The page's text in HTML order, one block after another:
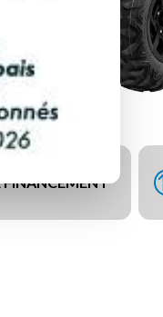
FINANCEMENT